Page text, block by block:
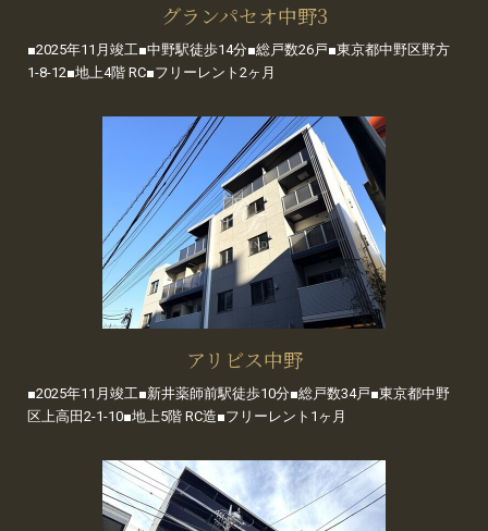
グランパセオ中野3
■2025年11月竣工■中野駅徒歩14分■総戸数26戸■東京都中野区野方
1-8-12■地上4階 RC■フリーレント2ヶ月
アリビス中野
■2025年11月竣工■新井薬師前駅徒歩10分■総戸数34戸■東京都中野
区上高田2-1-10■地上5階 RC造■フリーレント1ヶ月